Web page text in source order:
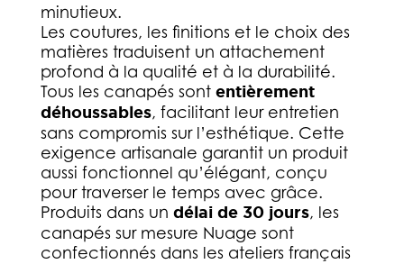
minutieux.
Les coutures, les finitions et le choix des
matières traduisent un attachement
profond à la qualité et à la durabilité.
Tous les canapés sont entièrement
déhoussables, facilitant leur entretien
sans compromis sur l’esthétique. Cette
exigence artisanale garantit un produit
aussi fonctionnel qu’élégant, conçu
pour traverser le temps avec grâce.
Produits dans un délai de 30 jours, les
canapés sur mesure Nuage sont
confectionnés dans les ateliers français